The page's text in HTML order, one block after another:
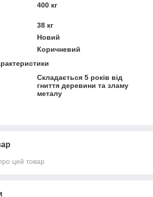
400 кг
38 кг
Новий
Коричневий
Складається 5 років від
гниття деревини та зламу
металу
цей товар